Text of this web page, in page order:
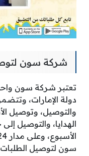
شركة سون
تعتبر شركة سون
دولة الإمارات،
والتوصيل، وتوصيل
الهدايا، والتوصيل
سون لتوصيل الطلبات